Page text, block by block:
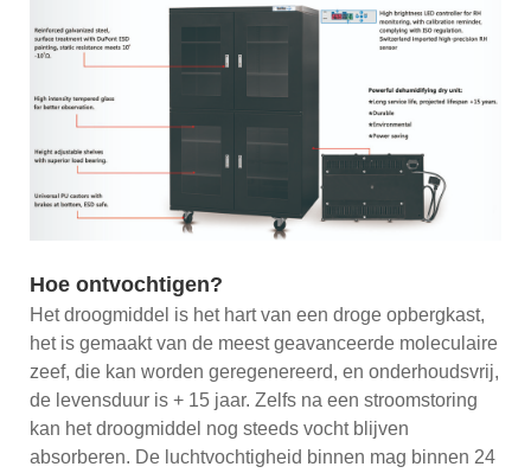
Hoe ontvochtigen?
Het droogmiddel is het hart van een droge opbergkast,
het is gemaakt van de meest geavanceerde moleculaire
zeef, die kan worden geregenereerd, en onderhoudsvrij,
de levensduur is + 15 jaar. Zelfs na een stroomstoring
kan het droogmiddel nog steeds vocht blijven
absorberen. De luchtvochtigheid binnen mag binnen 24